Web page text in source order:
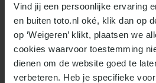
Vind jij een persoonlijke ervaring
en buiten toto.nl oké, klik dan op
op ‘Weigeren’ klikt, plaatsen we
cookies waarvoor toestemming
dienen om de website goed te
verbeteren. Heb je specifieke
je jouw wedje goed
info die je nodig hebt, van het
uitslagen van alle wedstrijden
WEDDEN OP ESTORIL
9 Gil Vicente
10 Moreirense
11 Nacional